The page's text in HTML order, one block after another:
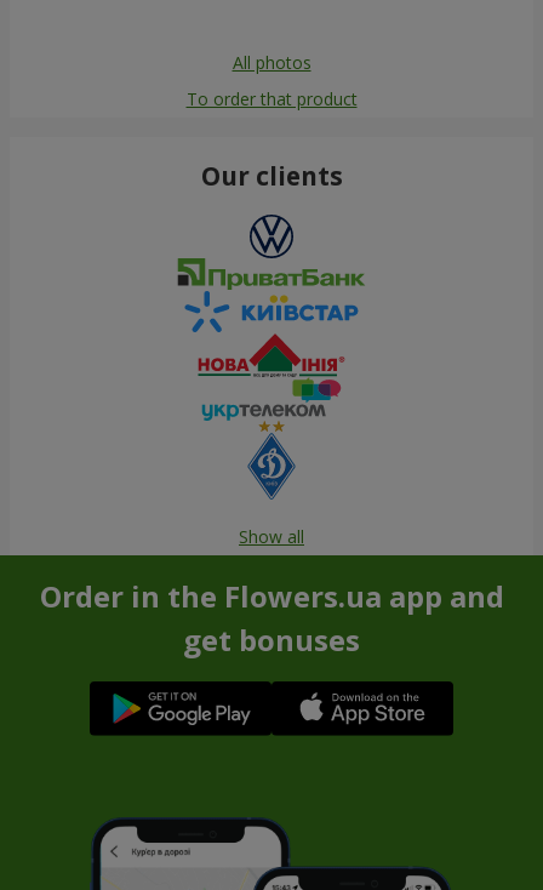
All photos
To order that product
Our clients
Show all
Order in the Flowers.ua app and
get bonuses